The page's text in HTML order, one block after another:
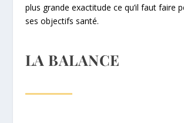
plus grande exactitude ce qu’il faut faire
ses objectifs santé.
LA BALANCE